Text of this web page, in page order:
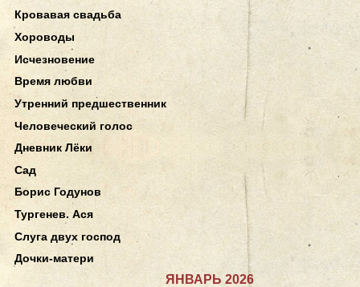
Кровавая свадьба
Хороводы
Исчезновение
Время любви
Утренний предшественник
Человеческий голос
Дневник Лёки
Сад
Борис Годунов
Тургенев. Ася
Слуга двух господ
Дочки-матери
ЯНВАРЬ 2026